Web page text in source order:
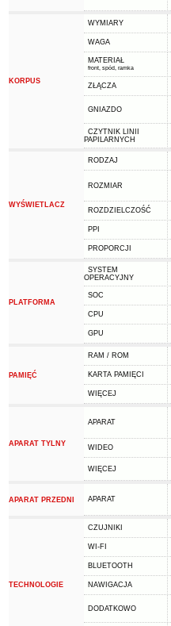
KORPUS
WYMIARY
WAGA
MATERIAŁ
front, spód, ramka
ZŁĄCZA
GNIAZDO
CZYTNIK LINII
PAPILARNYCH
WYŚWIETLACZ
RODZAJ
ROZMIAR
ROZDZIELCZOŚĆ
PPI
PROPORCJI
PLATFORMA
SYSTEM
OPERACYJNY
SOC
CPU
GPU
PAMIĘĆ
RAM / ROM
KARTA PAMIĘCI
WIĘCEJ
APARAT TYLNY
APARAT
WIDEO
WIĘCEJ
APARAT PRZEDNI APARAT
TECHNOLOGIE
CZUJNIKI
WI-FI
BLUETOOTH
NAWIGACJA
DODATKOWO